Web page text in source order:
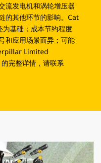
流发电机和涡轮增压器
的其他环节的影响。Cat
基础；成本节约程度
和应用场景而异；可能
Limited
完整详情，请联系